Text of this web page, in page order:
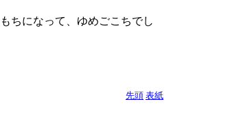
ちになって、ゆめごこちでし
先頭 表紙